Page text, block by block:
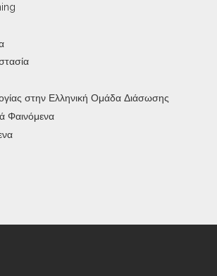
στην Ελληνική Ομάδα Διάσωσης
Φαινόμενα